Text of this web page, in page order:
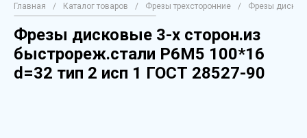
Главная / Каталог товаров / Фрезы трехсторонние / Фрезы
Фрезы дисковые 3-х сторон.из
быстрореж.стали Р6М5 100*16
d=32 тип 2 исп 1 ГОСТ 28527-90